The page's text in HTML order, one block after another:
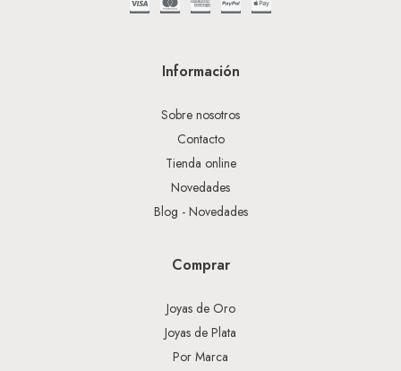
Información
Sobre nosotros
Contacto
Tienda online
Novedades
Blog - Novedades
Comprar
Joyas de Oro
Joyas de Plata
Por Marca